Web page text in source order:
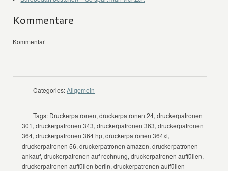
Kommentare
Kommentar
Categories: Allgemein
Tags: Druckerpatronen, druckerpatronen 24, druckerpatronen
301, druckerpatronen 343, druckerpatronen 363, druckerpatronen
364, druckerpatronen 364 hp, druckerpatronen 364xl,
druckerpatronen 56, druckerpatronen amazon, druckerpatronen
ankauf, druckerpatronen auf rechnung, druckerpatronen auffüllen,
druckerpatronen auffüllen berlin, druckerpatronen auffüllen